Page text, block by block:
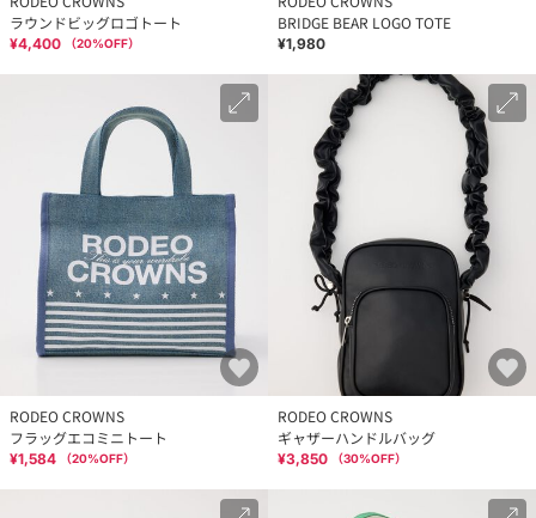
ラウンドビッグロゴトート
¥4,400 （20%OFF）
BRIDGE BEAR LOGO TOTE
¥1,980
RODEO CROWNS
フラッグエコミニトート
¥1,584 （20%OFF）
RODEO CROWNS
ギャザーハンドルバッグ
¥3,850 （30%OFF）